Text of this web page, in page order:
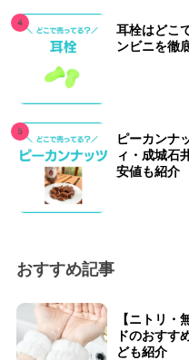
耳栓はどこ
ンビニを徹
ピーカンナ
ィ・成城石
安値も紹介
おすすめ記事
【ニトリ・
ドのおす
ども紹介